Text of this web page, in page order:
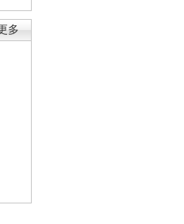
多